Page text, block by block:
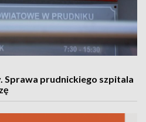
Sprawa prudnickiego szpitala